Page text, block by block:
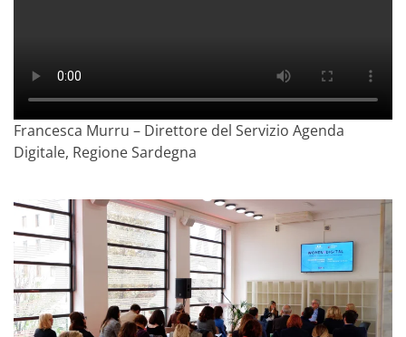
Francesca Murru – Direttore del Servizio Agenda
Digitale, Regione Sardegna
Ingrandisci